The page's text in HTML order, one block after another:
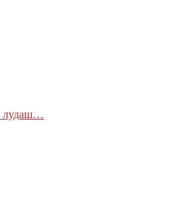
лудаш…